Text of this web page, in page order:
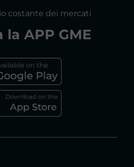
DI ACCESSIBILITÀ
ELETTRICO
costante dei mercati
la APP GME